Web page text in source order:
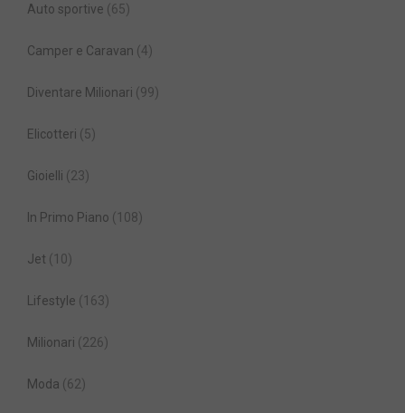
Auto sportive (65)
Camper e Caravan (4)
Diventare Milionari (99)
Elicotteri (5)
Gioielli (23)
In Primo Piano (108)
Jet (10)
Lifestyle (163)
Milionari (226)
Moda (62)